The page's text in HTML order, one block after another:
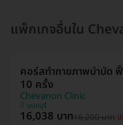
แพ็กเกจอื่นใน
คอร์สทำกายภาพบำบั
10 ครั้ง
Chevanon Clinic
นนทบุรี
16,038 บาท16,200 บาท